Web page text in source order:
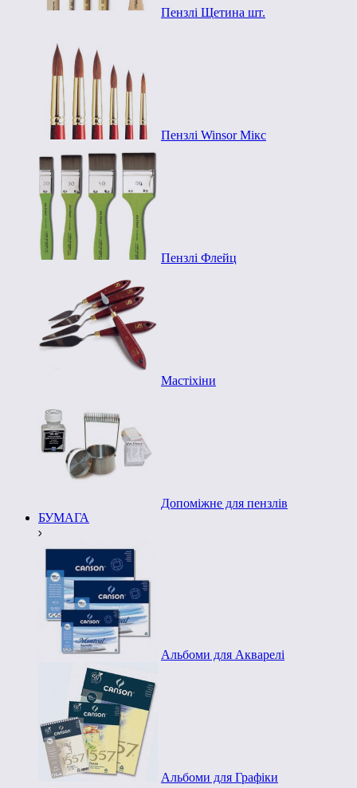
Пензлі Щетина шт.
Пензлі Winsor Мікс
Пензлі Флейц
Мастіхіни
Допоміжне для пензлів
БУМАГА
Альбоми для Акварелі
Альбоми для Графіки